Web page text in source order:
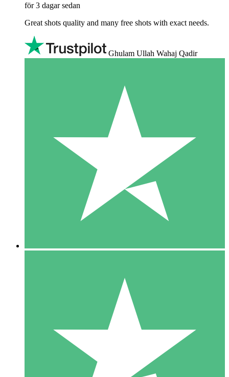
för 3 dagar sedan
Great shots quality and many free shots with exact needs.
Ghulam Ullah Wahaj Qadir